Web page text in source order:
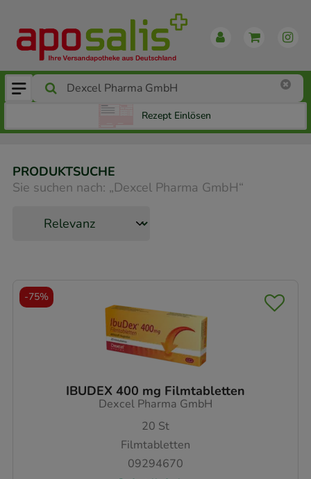
Rezept Einlösen
PRODUKTSUCHE
Sie suchen nach: „Dexcel Pharma GmbH“
IBUDEX 400 mg Filmtabletten
Dexcel Pharma GmbH
20 St
Filmtabletten
09294670
-75%